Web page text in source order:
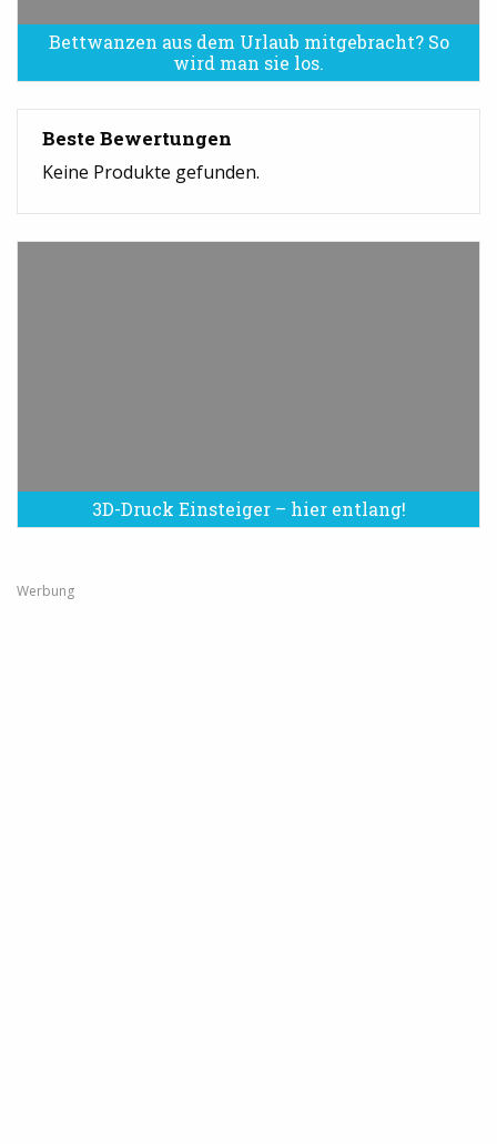
Bettwanzen aus dem Urlaub mitgebracht? So
wird man sie los.
Bettwanzen sind eine Plage
Beste Bewertungen
Keine Produkte gefunden.
3D-Druck Einsteiger – hier entlang!
Werbung